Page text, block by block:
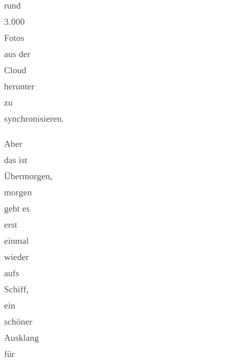
rund
3.000
Fotos
aus der
Cloud
herunter
zu
synchronisieren.
Aber
das ist
Übermorgen,
morgen
geht es
erst
einmal
wieder
aufs
Schiff,
ein
schöner
Ausklang
für